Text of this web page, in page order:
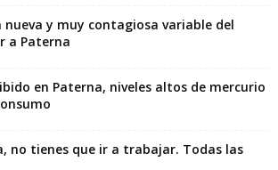
nueva y muy contagiosa variable del
a Paterna
en Paterna, niveles altos de mercurio
no tienes que ir a trabajar. Todas las